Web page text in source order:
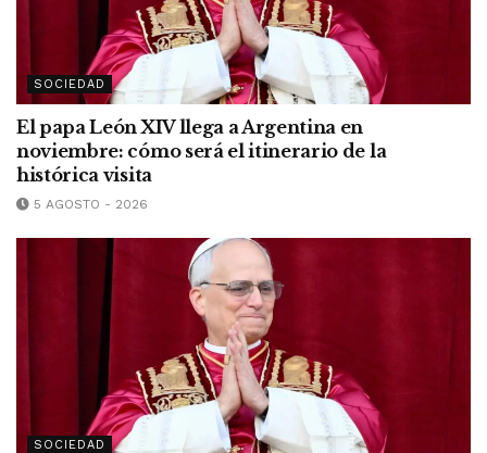
SOCIEDAD
El papa León XIV llega a Argentina en
noviembre: cómo será el itinerario de la
histórica visita
5 AGOSTO - 2026
SOCIEDAD